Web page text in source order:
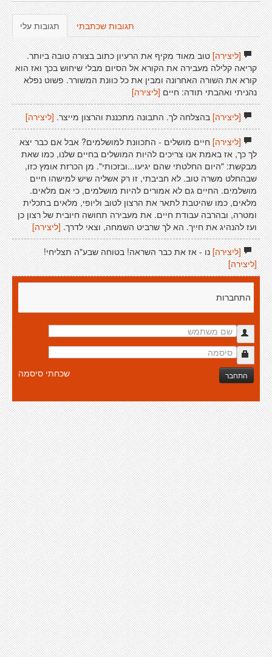
תגובות עלי תגובות שכתבתי
[ליצירה]טוב מאוד מקיף את הרעיון כתוב בצורה טובה ביותר.
קריאה קלילה מעבירה את הקורא אל הסיום מבלי שיחוש בכך ואז הוא
קורא את השורה האחרונה ומבין את כל כוונת המשורר. פשוט נפלא
נהניתי ואהבתי תודה: חיים[ליצירה]
[ליצירה]בהצלחה לך. התבונה מתכננת והרצון מייצר. [ליצירה]
[ליצירה]חיים מושלים - התכוונת למושלמים? אבל אם כבר יצא
לך כך, אז באמת אנו צריכים להיות המושלים בחיים שלנו, כמו שאת
מבקשת: "היום החלטתי שהם יגיעו...ובזכותי". מן הכרזת אומץ כזו,
שבהחלט משרה טוב. לא חביבתי, זו רק אשליה שיש למישהו חיים
מושלמים. החיים גם לא אמורים להיות מושלמים, כי אם מלאים.
מלאים, כמו שהיטבת לתאר את הרצון לטוב וליופי, מלאים בתכלית
ומטרה, ובהרבה עבודת חיים. את מעבירה תחושה חיובית של רצון כן
ועז להנהיג את חייך. הא לך שרביט השמחה, וצאי לדרך.[ליצירה]
[ליצירה]נו - אז את כבר השראה! בטוחה שבע"ה תצליחי!
[ליצירה]
התחברות
התחבר שכחתי סיסמה